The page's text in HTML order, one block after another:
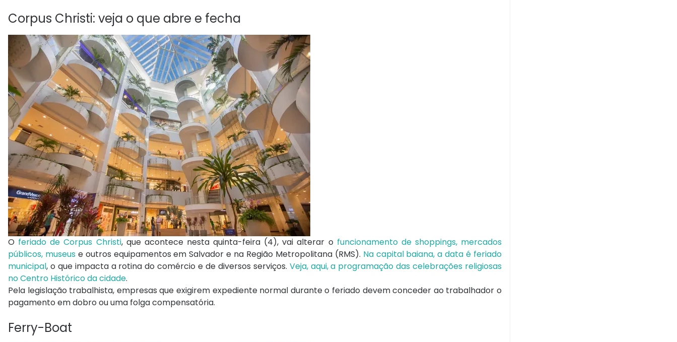
Corpus Christi: veja o que abre e fecha
O feriado de Corpus Christi, que acontece nesta quinta-feira (4), vai alterar o funcionamento de shoppings, mercados
públicos, museuse outros equipamentos em Salvador e na Região Metropolitana (RMS). Na capital baiana, a data é feriado
municipal, o que impacta a rotina do comércio e de diversos serviços. Veja, aqui, a programação das celebrações religiosas
no Centro Histórico da cidade.
Pela legislação trabalhista, empresas que exigirem expediente normal durante o feriado devem conceder ao trabalhador o
pagamento em dobro ou uma folga compensatória.
Ferry-Boat